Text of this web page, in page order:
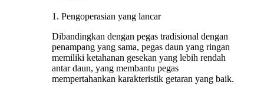
1. Pengoperasian yang lancar
Dibandingkan dengan pegas tradisional dengan
penampang yang sama, pegas daun yang ringan
memiliki ketahanan gesekan yang lebih rendah
antar daun, yang membantu pegas
mempertahankan karakteristik getaran yang baik.